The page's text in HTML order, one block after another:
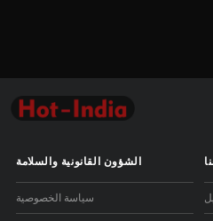
الشؤون القانونية والسلامة
سياسة الخصوصية